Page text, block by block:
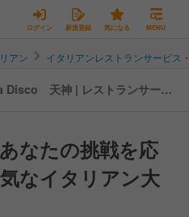
ログイン 新規登録 気になる MENU
アン イタリアンレストランサービス
天神 | レストランサービ
たの挑戦を応
なイタリアン大